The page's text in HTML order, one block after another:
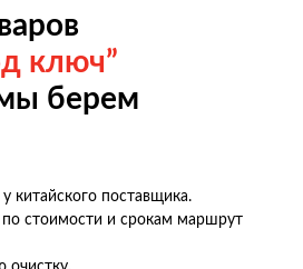
ключ”
берем
китайского поставщика.
стоимости и срокам маршрут